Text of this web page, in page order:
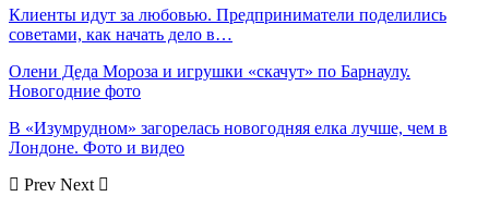
Клиенты идут за любовью. Предприниматели поделились
советами, как начать дело в…
Олени Деда Мороза и игрушки «скачут» по Барнаулу.
Новогодние фото
В «Изумрудном» загорелась новогодняя елка лучше, чем в
Лондоне. Фото и видео
Prev Next